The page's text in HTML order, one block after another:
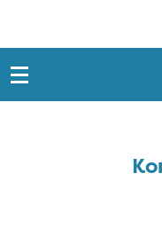
Snabblänkar
Kontakta oss